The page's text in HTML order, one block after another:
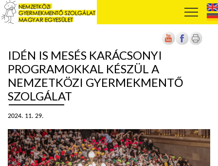
IDÉN IS MESÉS KARÁCSONYI
PROGRAMOKKAL KÉSZÜL A
NEMZETKÖZI GYERMEKMENTŐ
SZOLGÁLAT
2024. 11. 29.